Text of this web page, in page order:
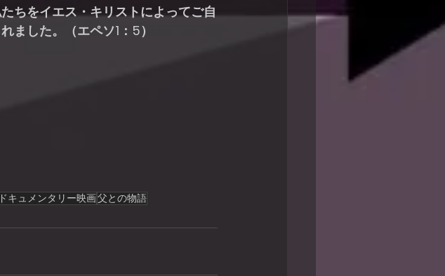
ちをイエス・キリストによってご自
ました。（エペソ1：5）
ドキュメンタリー映画父との物語